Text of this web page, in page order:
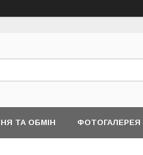
ТА ОБМІН ФОТОГАЛЕРЕЯ